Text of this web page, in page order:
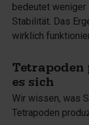
bedeutet weniger
Stabilität. Das
wirklich
es sich
Wir wissen, was
Tetrapoden